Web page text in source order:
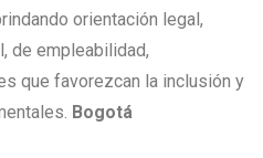
orientación legal,
de empleabilidad,
que favorezcan la inclusión y
Bogotá